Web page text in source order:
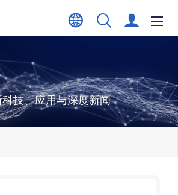
技、应用与深度新闻